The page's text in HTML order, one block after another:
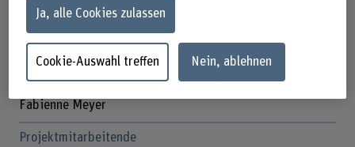
BFH
Laufzeit
01.01.2010 - 31.12.2011
Fabienne Meyer
Projektmitarbeitende
Ja, alle Cookies zulassen
Cookie-Auswahl treffen Nein, ablehnen